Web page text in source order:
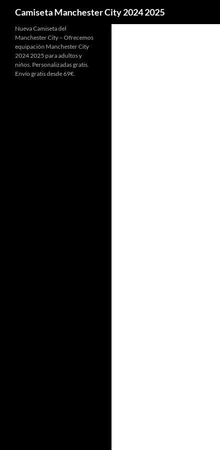
Camiseta Manchester City 2024 2025
Nueva Camiseta del
Manchester City – Ofrecemos
equipación Manchester City
2024 2025 para adultos y
niños. Personalizadas gratis.
Envío gratis desde 69€.